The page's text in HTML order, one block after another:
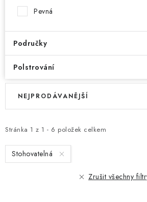
Pevná
Područky
Polstrování
V
i
s
p
Stránka 1 z 1 - 6 položek celkem
Ř
e
n
í
NEJPRODÁVANĚJŠÍ
Stohovatelná
Zrušit všechny